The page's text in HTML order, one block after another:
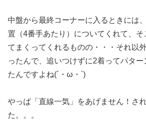
中盤から最終コーナーに入るときには
置（4番手あたり）についてくれて、そ
てまくってくれるものの・・・それ以
ったんで、追いつけずに2着ってパター
たんですよね(´・ω・`)
やっぱ「直線一気」をあげません！さ
た。。。